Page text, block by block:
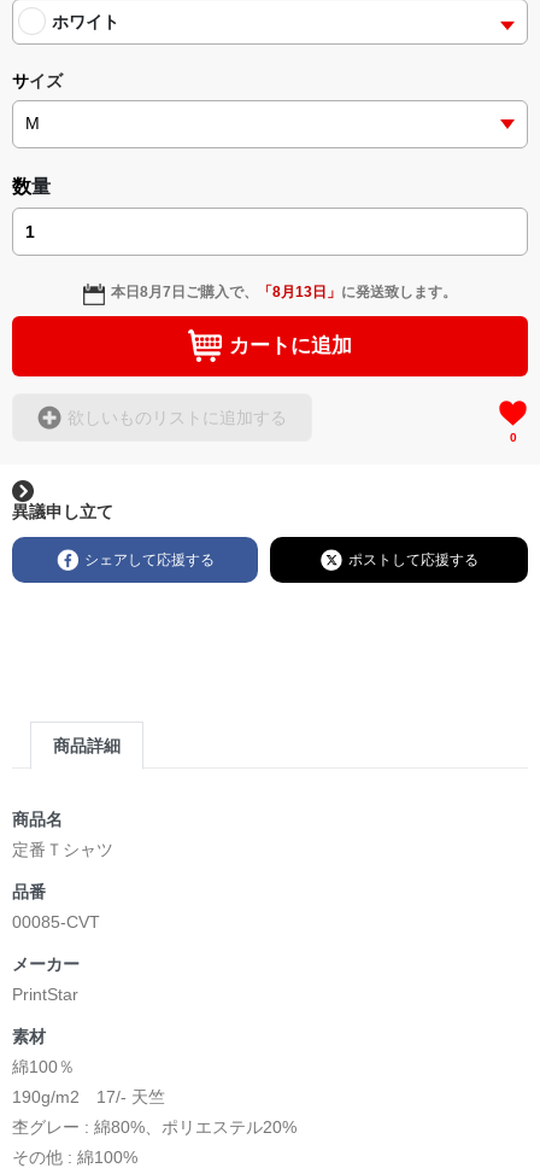
ホワイト
サイズ
数量
本日8月7日 ご購入で、 「8月13日 」 に発送致します。
カートに追加
欲しいものリストに追加する
0
異議申し立て
シェアして応援する ポストして応援する
商品詳細
商品名
定番Ｔシャツ
品番
00085-CVT
メーカー
PrintStar
素材
綿100％
190g/m2 17/- 天竺
杢グレー : 綿80%、ポリエステル20%
その他 : 綿100%